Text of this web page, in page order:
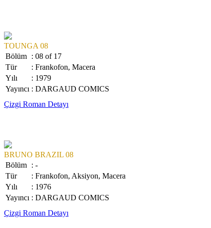
TOUNGA 08
Bölüm : 08 of 17
Tür
: Frankofon, Macera
Yılı
: 1979
Yayıncı : DARGAUD COMICS
Çizgi Roman Detayı
BRUNO BRAZIL 08
Bölüm : -
Tür
: Frankofon, Aksiyon, Macera
Yılı
: 1976
Yayıncı : DARGAUD COMICS
Çizgi Roman Detayı